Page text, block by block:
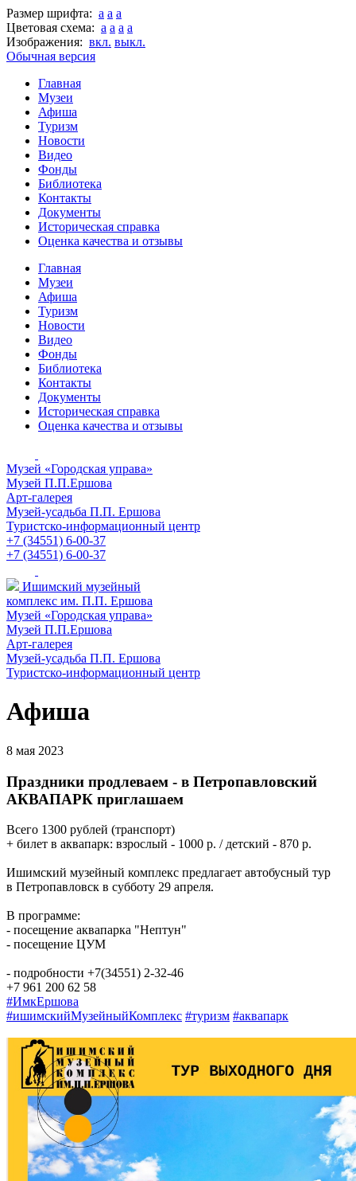
Размер шрифта: a a a
Цветовая схема: a a a a
Изображения: вкл. выкл.
Обычная версия
Главная
Музеи
Афиша
Туризм
Новости
Видео
Фонды
Библиотека
Контакты
Документы
Историческая справка
Оценка качества и отзывы
Главная
Музеи
Афиша
Туризм
Новости
Видео
Фонды
Библиотека
Контакты
Документы
Историческая справка
Оценка качества и отзывы
Музей «Городская управа»
Музей П.П.Ершова
Арт-галерея
Музей-усадьба П.П. Ершова
Туристско-информационный центр
+7 (34551) 6-00-37
+7 (34551) 6-00-37
Ишимский музейный
комплекс им. П.П. Ершова
Музей «Городская управа»
Музей П.П.Ершова
Арт-галерея
Музей-усадьба П.П. Ершова
Туристско-информационный центр
Афиша
8 мая 2023
Праздники продлеваем - в Петропавловский
АКВАПАРК приглашаем
Всего 1300 рублей (транспорт)
+ билет в аквапарк: взрослый - 1000 р. / детский - 870 р.
Ишимский музейный комплекс предлагает автобусный тур
в Петропавловск в субботу 29 апреля.
В программе:
- посещение аквапарка "Нептун"
- посещение ЦУМ
- подробности +7(34551) 2-32-46
+7 961 200 62 58
#ИмкЕршова
#ишимскийМузейныйКомплекс #туризм #аквапарк